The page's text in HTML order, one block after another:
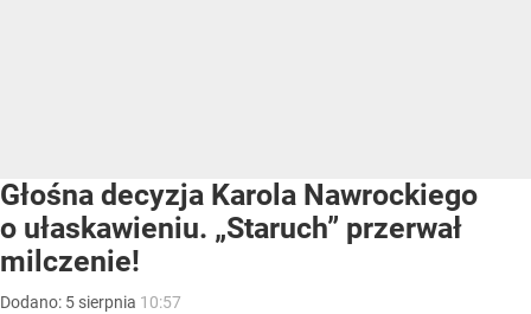
Głośna decyzja Karola Nawrockiego
o ułaskawieniu. „Staruch” przerwał
milczenie!
Dodano: 5 sierpnia 10:57